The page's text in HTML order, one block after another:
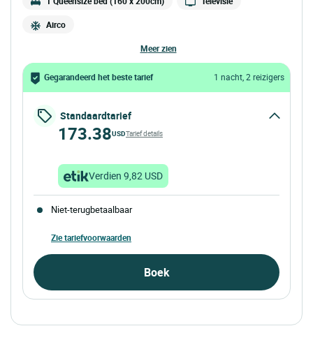
Airco
meer zien
Gegarandeerd het beste tarief 1 nacht, 2 reizigers
Standaardtarief
173.38USDTarief details
Verdien 9,82 USD
Niet-terugbetaalbaar
Zie tariefvoorwaarden
Boek